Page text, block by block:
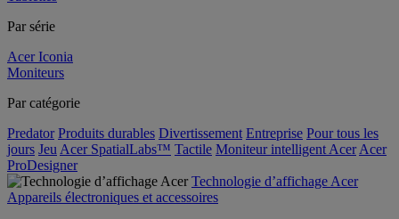
Par série
Acer Iconia
Moniteurs
Par catégorie
Predator Produits durables Divertissement Entreprise Pour tous les
jours Jeu Acer SpatialLabs™ Tactile Moniteur intelligent Acer Acer
ProDesigner
Technologie d’affichage Acer
Appareils électroniques et accessoires